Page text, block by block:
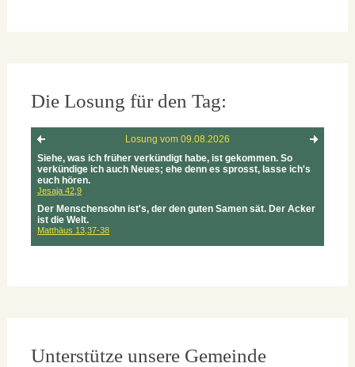
Die Losung für den Tag:
Unterstütze unsere Gemeinde